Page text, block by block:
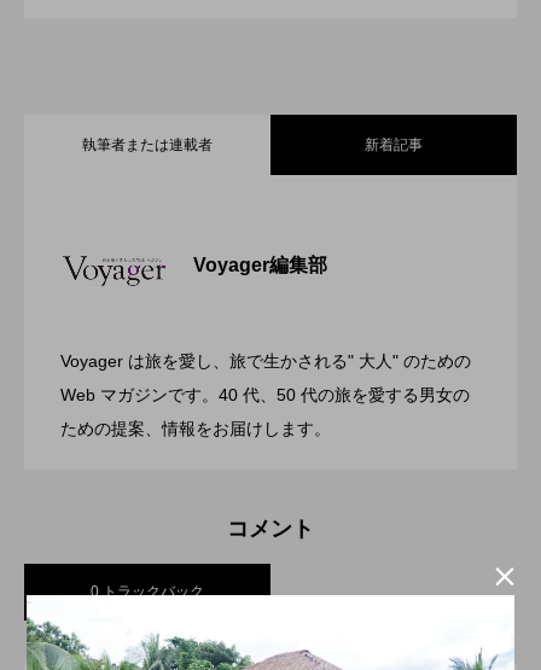
執筆者または連載者 新着記事
Voyager編集部
Voyager は旅を愛し、旅で生かされる" 大人" のための
Web マガジンです。40 代、50 代の旅を愛する男女の
ための提案、情報をお届けします。
Resort 東京ベイ舞浜
今年の夏はラグジュアリーなBBQ体験
2026.07.26 渋谷の真ん中に誕生！築50年のヴィンテ
ンバージョンが際立つSHIFT HOTEL
SHIBUYA JINNAN
コメント
0 トラックバック
トラックバックURL
